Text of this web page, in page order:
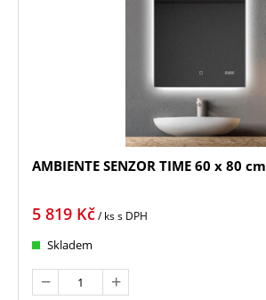
AMBIENTE SENZOR TIME 60 x 80 cm
5 819 Kč/ kss DPH
Skladem